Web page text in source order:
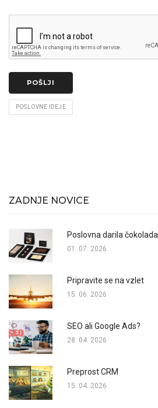
POŠLJI
POSLOVNE IDEJE
ZADNJE NOVICE
Poslovna darila čokolada
01. 07. 2026
Pripravite se na vzlet
15. 06. 2026
SEO ali Google Ads?
28. 04. 2026
Preprost CRM
15. 04. 2026